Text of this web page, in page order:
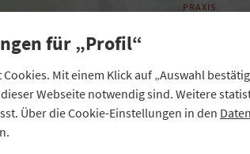
PRAXIS
und Geld
für „Profil“
Cookies. Mit einem Klick auf „Auswahl
Webseite notwendig sind. Weitere
Über die Cookie-Einstellungen in den